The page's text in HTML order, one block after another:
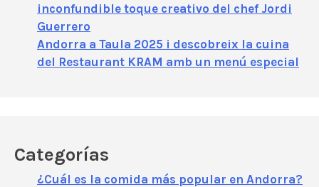
inconfundible toque creativo del chef Jordi
Guerrero
Andorra a Taula 2025 i descobreix la cuina
del Restaurant KRAM amb un menú especial
Categorías
¿Cuál es la comida más popular en Andorra?